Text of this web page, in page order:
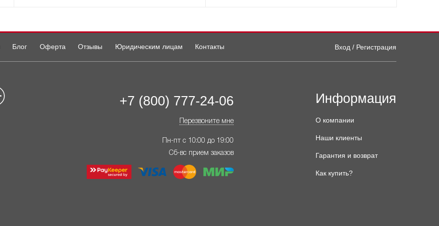
Блог Оферта Отзывы Юридическим лицам Контакты Вход / Регистрация
+7 (800) 777-24-06
Перезвоните мне
Пн-пт с 10:00 до 19:00
Сб-вс прием заказов
Информация
О компании
Наши клиенты
Гарантия и возврат
Как купить?